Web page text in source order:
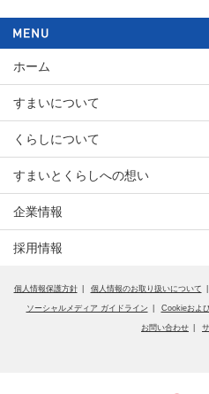
ホーム
すまいについて
くらしについて
すまいとくらしへの想い
企業情報
採用情報
個人情報保護方針 個人情報のお取り扱いについて
ソーシャルメディア ガイドライン Cookieおよ
お問い合わせ